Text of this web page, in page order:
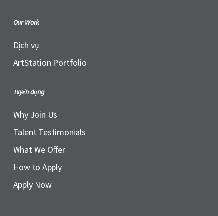
Our Work
Dịch vụ
ArtStation Portfolio
Tuyển dụng
Why Join Us
Talent Testimonials
What We Offer
How to Apply
Apply Now